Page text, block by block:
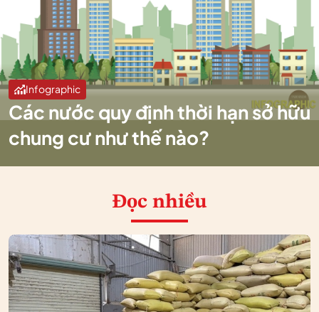
Infographic
Các nước quy định thời hạn sở hữu
chung cư như thế nào?
Đọc nhiều